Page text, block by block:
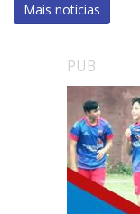
Mais notícias
PUB